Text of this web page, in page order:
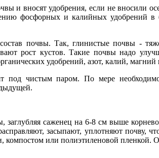
и вносят удобрения, если не вносили
фосфорных и калийных удобрений
почвы. Так, глинистые почвы -
рост кустов. Такие почвы надо
удобрений, азот, калий, магний
под чистым паром. По мере
саженец на 6-8 см выше
засыпают, уплотняют почву,
или полиэтиленовой пленкой.